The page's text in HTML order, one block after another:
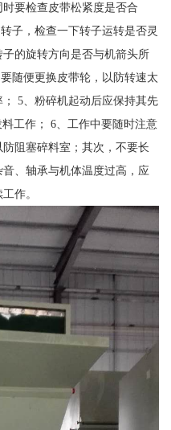
要检查皮带松紧度是否合
子，检查一下转子运转是否灵
的旋转方向是否与机箭头所
随便更换皮带轮，以防转速太
5、粉碎机起动后应保持其先
工作； 6、工作中要随时注意
阻塞碎料室；其次，不要长
、轴承与机体温度过高，应
作。